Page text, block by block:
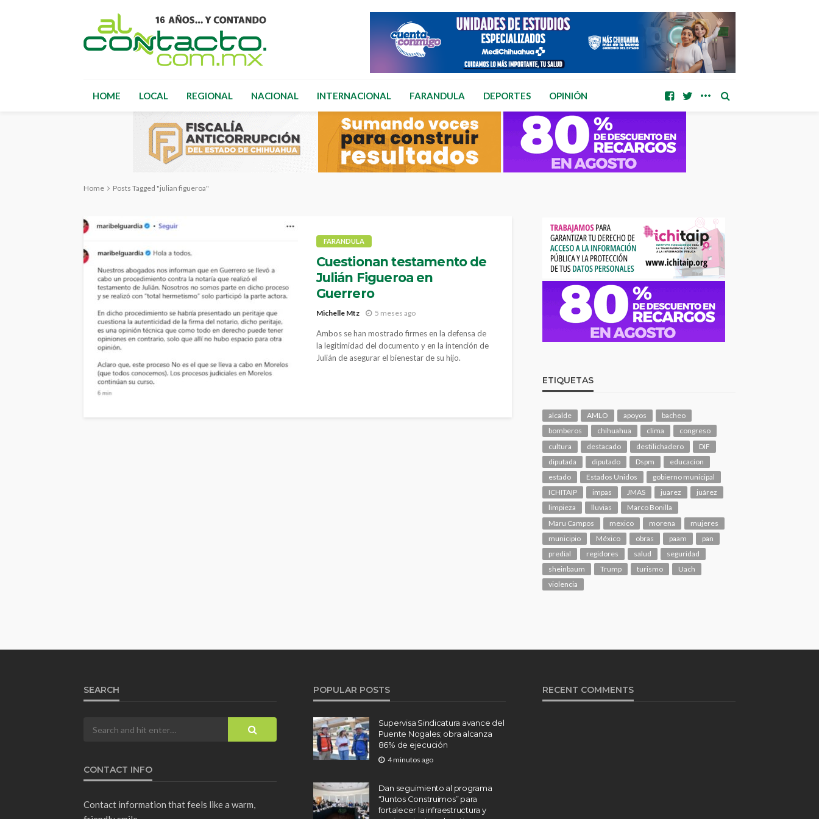
HOME LOCAL REGIONAL NACIONAL INTERNACIONAL FARANDULA DEPORTES OPINIÓN
Home Posts Tagged "julian figueroa"
FARANDULA
Cuestionan testamento de
Julián Figueroa en
Guerrero
Michelle Mtz 5 meses ago
Ambos se han mostrado firmes en la defensa de
la legitimidad del documento y en la intención de
Julián de asegurar el bienestar de su hijo.
ETIQUETAS
alcalde AMLO apoyos
bacheo
bomberos
chihuahua clima
congreso
cultura
destacado destilichadero
DIF
diputada
diputado Dspm
educacion
estado
Estados Unidos
gobierno municipal
ICHITAIP
impas JMAS juarez
juárez
limpieza
lluvias
Marco Bonilla
Maru Campos
mexico morena
mujeres
municipio
México obras paam
pan
predial
regidores salud
seguridad
sheinbaum
Trump turismo
Uach
violencia
SEARCH
CONTACT INFO
Contact information that feels like a warm,
POPULAR POSTS
Supervisa Sindicatura avance del
Puente Nogales; obra alcanza
86% de ejecución
4 minutos ago
Dan seguimiento al programa
“Juntos Construimos” para
fortalecer la infraestructura y
RECENT COMMENTS